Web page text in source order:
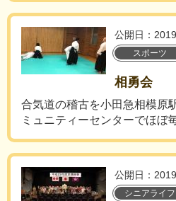
公開日：
スポーツ
相勇会
合気道の稽古を小田急相模原
ミュニティーセンターでほぼ
公開日：
シニアライフ